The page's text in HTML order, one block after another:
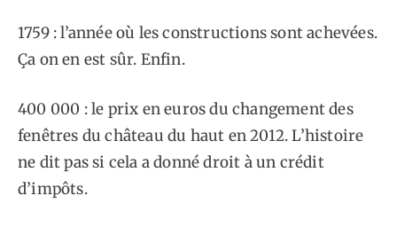
1759 : l’année où les constructions sont achevées.
Ça on en est sûr. Enfin.
400 000 : le prix en euros du changement des
fenêtres du château du haut en 2012. L’histoire
ne dit pas si cela a donné droit à un crédit
d’impôts.